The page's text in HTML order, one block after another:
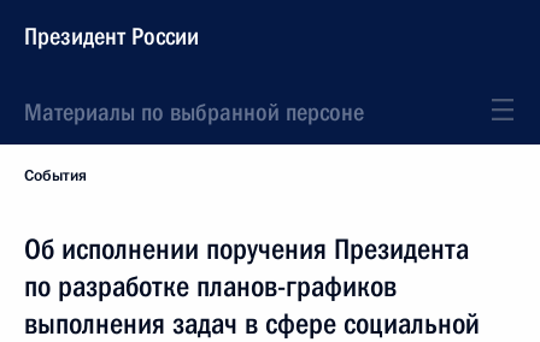
Президент России
Материалы по выбранной персоне
События
Об исполнении поручения Президента
по разработке планов-графиков
выполнения задач в сфере социальной